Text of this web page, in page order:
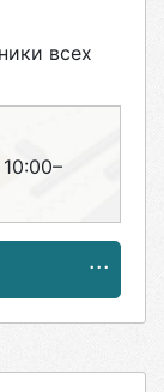
всех
10:00–